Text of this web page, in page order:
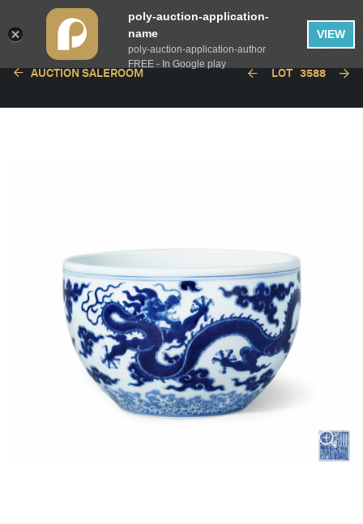
AUCTION SALEROOM LOT 3588
poly-auction-application-
name
poly-auction-application-author
FREE - In Google play
VIEW